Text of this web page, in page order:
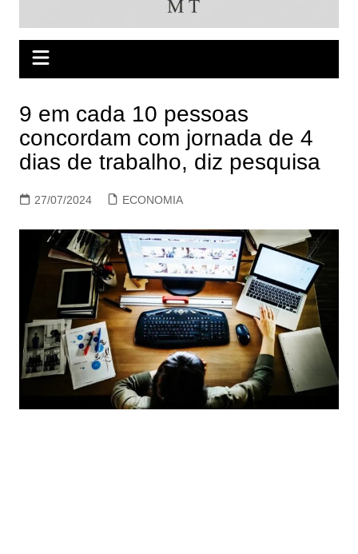
9 em cada 10 pessoas
concordam com jornada de 4
dias de trabalho, diz pesquisa
27/07/2024 ECONOMIA